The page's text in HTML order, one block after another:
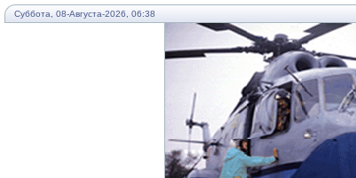
Суббота, 08-Августа-2026, 06:38
...